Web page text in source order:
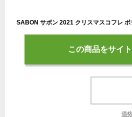
この商品をサイ
価